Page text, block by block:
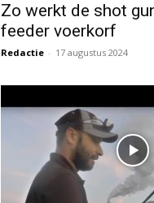
Zo werkt de shot
feeder voerkorf
Redactie - 17 augustus 2024